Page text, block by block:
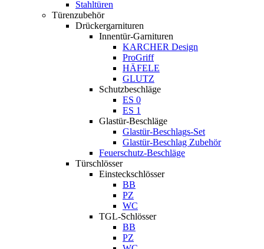
Stahltüren
Türenzubehör
Drückergarnituren
Innentür-Garnituren
KARCHER Design
ProGriff
HÄFELE
GLUTZ
Schutzbeschläge
ES 0
ES 1
Glastür-Beschläge
Glastür-Beschlags-Set
Glastür-Beschlag Zubehör
Feuerschutz-Beschläge
Türschlösser
Einsteckschlösser
BB
PZ
WC
TGL-Schlösser
BB
PZ